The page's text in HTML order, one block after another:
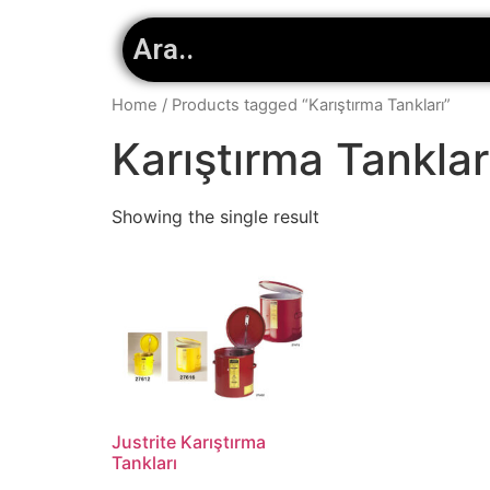
Home / Products tagged “Karıştırma Tankları”
Karıştırma
Showing the single result
Justrite Karıştırma
Tankları